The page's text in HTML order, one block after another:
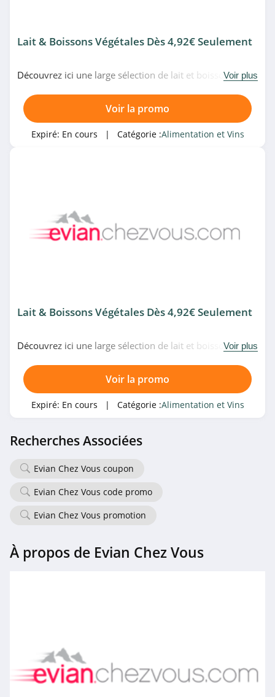
Lait & Boissons Végétales Dès 4,92€ Seulement
Découvrez ici une large sélection de lait et boissons
Vous. Allez-y!
Voir plus
Voir la promo
Expiré: En cours | Catégorie :Alimentation et Vins
Lait & Boissons Végétales Dès 4,92€ Seulement
Découvrez ici une large sélection de lait et boissons
Vous. Allez-y!
Voir plus
Voir la promo
Expiré: En cours | Catégorie :Alimentation et Vins
Recherches Associées
Evian Chez Vous coupon
Evian Chez Vous code promo
Evian Chez Vous promotion
À propos de Evian Chez Vous